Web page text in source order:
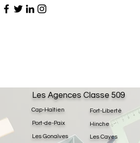
Fort-Liberté
Hinche
Les Cayes
Les Agences Classe 509
Cap-Haïtien
Port-de-Paix
Les Gonaïves